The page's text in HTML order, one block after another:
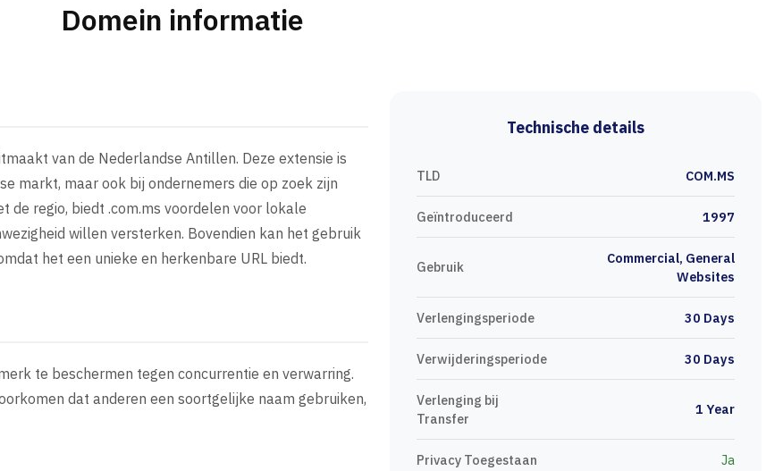
Domein informatie
van de Nederlandse Antillen. Deze extensie is
markt, maar ook bij ondernemers die op zoek zijn
de regio, biedt .com.ms voordelen voor lokale
willen versterken. Bovendien kan het gebruik
het een unieke en herkenbare URL biedt.
te beschermen tegen concurrentie en verwarring.
dat anderen een soortgelijke naam gebruiken,
Technische details
TLD COM.MS
Geïntroduceerd 1997
Gebruik
Commercial, General
Websites
Verlengingsperiode 30 Days
Verwijderingsperiode 30 Days
Verlenging bij
Transfer
1 Year
Privacy Toegestaan Ja